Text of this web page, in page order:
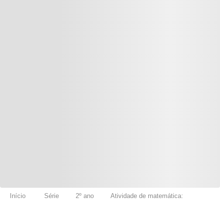
Início Série 2º ano
Atividade de matemática: